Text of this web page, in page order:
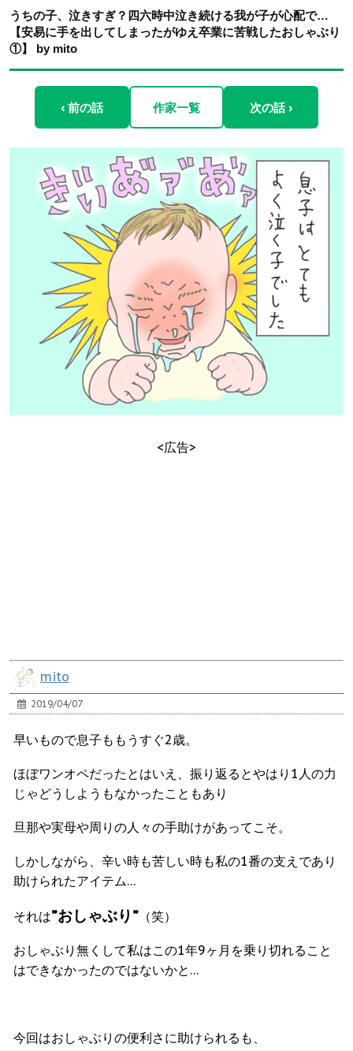
うちの子、泣きすぎ？四六時中泣き続ける我が子が心配で…
【安易に手を出してしまったがゆえ卒業に苦戦したおしゃぶり
①】 by mito
‹ 前の話 作家一覧 次の話 ›
<広告>
mito
2019/04/07
早いもので息子ももうすぐ2歳。
ほぼワンオペだったとはいえ、振り返るとやはり1人の力
じゃどうしようもなかったこともあり
旦那や実母や周りの人々の手助けがあってこそ。
しかしながら、辛い時も苦しい時も私の1番の支えであり
助けられたアイテム…
それは”おしゃぶり” （笑）
おしゃぶり無くして私はこの1年9ヶ月を乗り切れること
はできなかったのではないかと…
今回はおしゃぶりの便利さに助けられるも、